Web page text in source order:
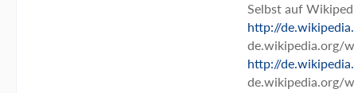
Selbst auf
http://
de.wikipedia.org/
http://
de.wikipedia.org/